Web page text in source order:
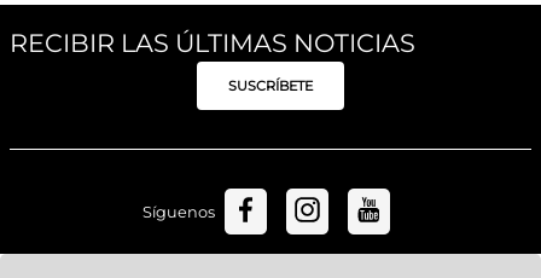
RECIBIR LAS ÚLTIMAS NOTICIAS
SUSCRÍBETE
Síguenos